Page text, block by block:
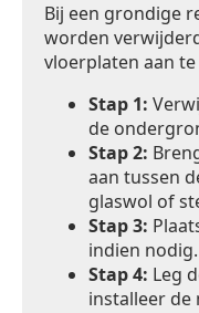
Bij een grondige
worden
vloerplaten aan
Stap 1:
de
Stap 2:
aan tussen
glaswol of
Stap 3:
indien nodig.
Stap 4: Leg
installeer de